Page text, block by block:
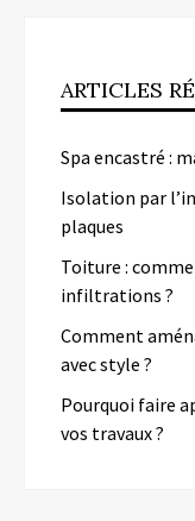
ARTICLES
Spa encastré :
Isolation par
plaques
Toiture :
infiltrations ?
Comment
avec style ?
Pourquoi faire
vos travaux ?